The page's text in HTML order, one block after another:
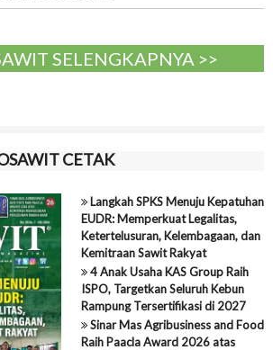
SELENGKAPNYA >>
CETAK
Langkah SPKS Menuju Kepatuhan
EUDR: Memperkuat Legalitas,
Ketertelusuran, Kelembagaan, dan
Kemitraan Sawit Rakyat
4 Anak Usaha KAS Group Raih
ISPO, Targetkan Seluruh Kebun
Rampung Tersertifikasi di 2027
Sinar Mas Agribusiness and Food
Raih Paacla Award 2026 atas